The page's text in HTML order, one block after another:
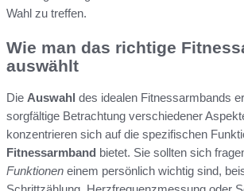
Wahl zu treffen.
Wie man das richtige
auswählt
Die Auswahl des idealen Fitnessarmbands
sorgfältige Betrachtung verschiedener
konzentrieren sich auf die spezifischen
Fitnessarmband bietet. Sie sollten sich
Funktionen einem persönlich wichtig sind,